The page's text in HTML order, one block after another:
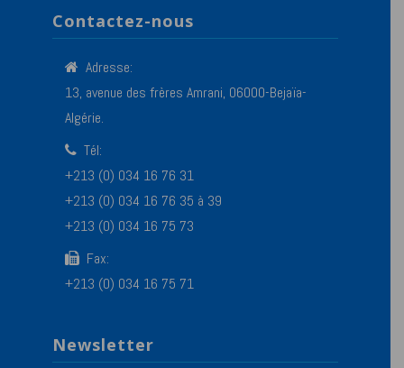
Contactez-nous
Adresse:
13, avenue des frères Amrani, 06000-Bejaïa-
Algérie.
Tél:
+213 (0) 034 16 76 31
+213 (0) 034 16 76 35 à 39
+213 (0) 034 16 75 73
Fax:
+213 (0) 034 16 75 71
Newsletter